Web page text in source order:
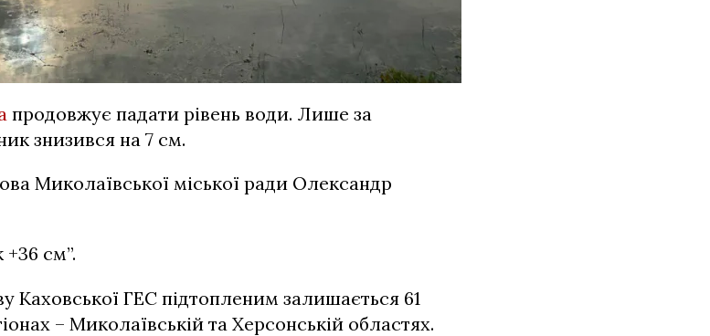
продовжує падати рівень води. Лише за
знизився на 7 см.
Миколаївської міської ради Олександр
см”.
Каховської ГЕС підтопленим залишається 61
– Миколаївській та Херсонській областях.